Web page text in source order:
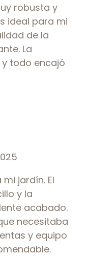
robusta y
ideal para mi
de la
La
todo encajó
jardín. El
y la
acabado.
necesitaba
y equipo